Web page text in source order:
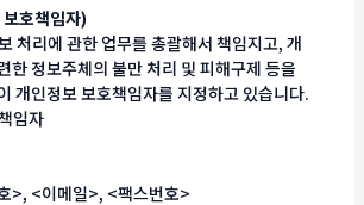
호책임자)
처리에 관한 업무를 총괄해서 책임지고, 개
한 정보주체의 불만 처리 및 피해구제 등을
개인정보 보호책임자를 지정하고 있습니다.
임자
>, <이메일>, <팩스번호>